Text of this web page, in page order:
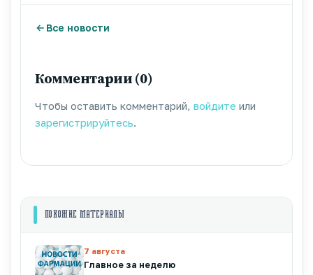
Все новости
Комментарии (0)
Чтобы оставить комментарий, войдите или
зарегистрируйтесь
ПОХОЖИЕ МАТЕРИАЛЫ
7 августа
Главное за неделю